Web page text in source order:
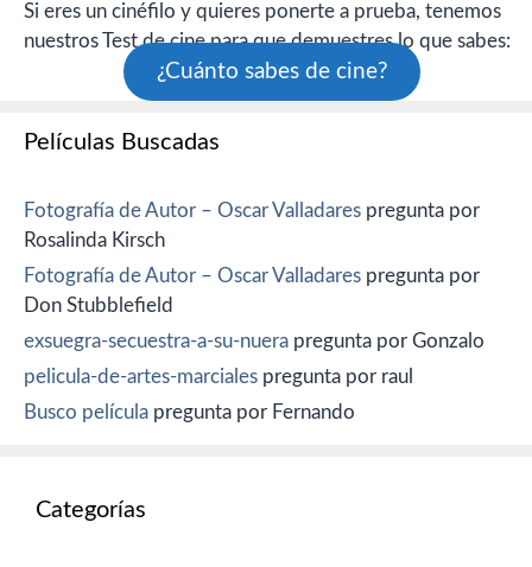
Si eres un cinéfilo y quieres ponerte a prueba, tenemos
nuestros Test de cine para que demuestres lo que sabes:
¿Cuánto sabes de cine?
Películas Buscadas
Fotografía de Autor – Oscar Valladares pregunta por
Rosalinda Kirsch
Fotografía de Autor – Oscar Valladares pregunta por
Don Stubblefield
exsuegra-secuestra-a-su-nuera pregunta por Gonzalo
pelicula-de-artes-marciales pregunta por raul
Busco película pregunta por Fernando
Categorías